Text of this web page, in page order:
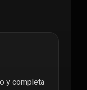
y completa